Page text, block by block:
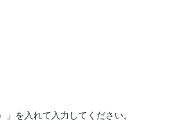
を入れて入力してください。